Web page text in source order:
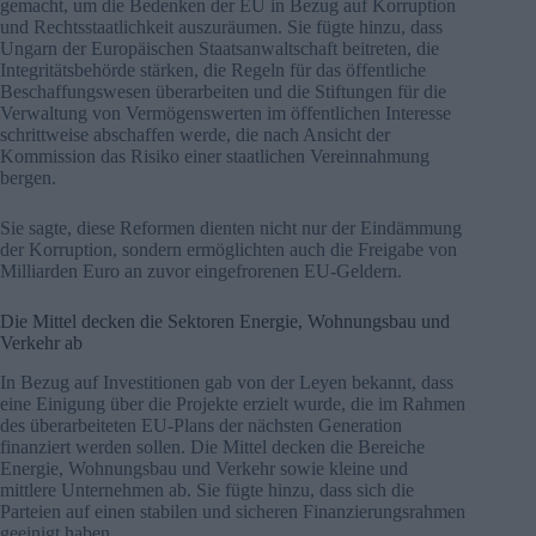
gemacht, um die Bedenken der EU in Bezug auf Korruption
und Rechtsstaatlichkeit auszuräumen. Sie fügte hinzu, dass
Ungarn der Europäischen Staatsanwaltschaft beitreten, die
Integritätsbehörde stärken, die Regeln für das öffentliche
Beschaffungswesen überarbeiten und die Stiftungen für die
Verwaltung von Vermögenswerten im öffentlichen Interesse
schrittweise abschaffen werde, die nach Ansicht der
Kommission das Risiko einer staatlichen Vereinnahmung
bergen.
Sie sagte, diese Reformen dienten nicht nur der Eindämmung
der Korruption, sondern ermöglichten auch die Freigabe von
Milliarden Euro an zuvor eingefrorenen EU-Geldern.
Die Mittel decken die Sektoren Energie, Wohnungsbau und
Verkehr ab
In Bezug auf Investitionen gab von der Leyen bekannt, dass
eine Einigung über die Projekte erzielt wurde, die im Rahmen
des überarbeiteten EU-Plans der nächsten Generation
finanziert werden sollen. Die Mittel decken die Bereiche
Energie, Wohnungsbau und Verkehr sowie kleine und
mittlere Unternehmen ab. Sie fügte hinzu, dass sich die
Parteien auf einen stabilen und sicheren Finanzierungsrahmen